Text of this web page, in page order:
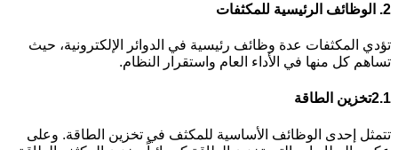
2. الوظائف الرئيسية للمكثفات
تؤدي المكثفات عدة وظائف رئيسية في الدوائر الإلكترونية، حيث
تساهم كل منها في الأداء العام واستقرار النظام.
2.1تخزين الطاقة
تتمثل إحدى الوظائف الأساسية للمكثف في تخزين الطاقة. وعلى